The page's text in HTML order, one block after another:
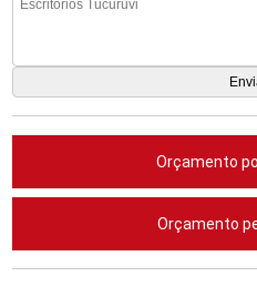
Orçamento
Orçamento